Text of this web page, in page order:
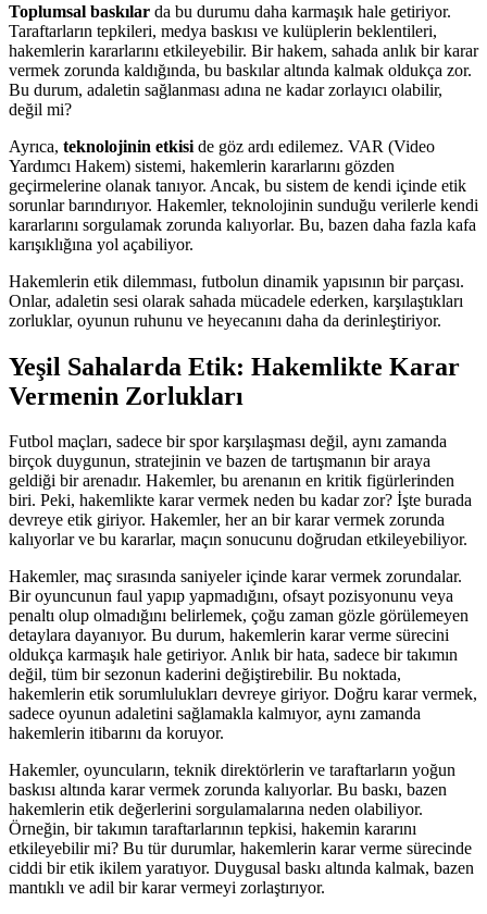
Toplumsal baskılar da bu durumu daha karmaşık hale getiriyor.
Taraftarların tepkileri, medya baskısı ve kulüplerin beklentileri,
hakemlerin kararlarını etkileyebilir. Bir hakem, sahada anlık bir karar
vermek zorunda kaldığında, bu baskılar altında kalmak oldukça zor.
Bu durum, adaletin sağlanması adına ne kadar zorlayıcı olabilir,
değil mi?
Ayrıca, teknolojinin etkisi de göz ardı edilemez. VAR (Video
Yardımcı Hakem) sistemi, hakemlerin kararlarını gözden
geçirmelerine olanak tanıyor. Ancak, bu sistem de kendi içinde etik
sorunlar barındırıyor. Hakemler, teknolojinin sunduğu verilerle kendi
kararlarını sorgulamak zorunda kalıyorlar. Bu, bazen daha fazla kafa
karışıklığına yol açabiliyor.
Hakemlerin etik dilemması, futbolun dinamik yapısının bir parçası.
Onlar, adaletin sesi olarak sahada mücadele ederken, karşılaştıkları
zorluklar, oyunun ruhunu ve heyecanını daha da derinleştiriyor.
Yeşil Sahalarda Etik: Hakemlikte Karar
Vermenin Zorlukları
Futbol maçları, sadece bir spor karşılaşması değil, aynı zamanda
birçok duygunun, stratejinin ve bazen de tartışmanın bir araya
geldiği bir arenadır. Hakemler, bu arenanın en kritik figürlerinden
biri. Peki, hakemlikte karar vermek neden bu kadar zor? İşte burada
devreye etik giriyor. Hakemler, her an bir karar vermek zorunda
kalıyorlar ve bu kararlar, maçın sonucunu doğrudan etkileyebiliyor.
Hakemler, maç sırasında saniyeler içinde karar vermek zorundalar.
Bir oyuncunun faul yapıp yapmadığını, ofsayt pozisyonunu veya
penaltı olup olmadığını belirlemek, çoğu zaman gözle görülemeyen
detaylara dayanıyor. Bu durum, hakemlerin karar verme sürecini
oldukça karmaşık hale getiriyor. Anlık bir hata, sadece bir takımın
değil, tüm bir sezonun kaderini değiştirebilir. Bu noktada,
hakemlerin etik sorumlulukları devreye giriyor. Doğru karar vermek,
sadece oyunun adaletini sağlamakla kalmıyor, aynı zamanda
hakemlerin itibarını da koruyor.
Hakemler, oyuncuların, teknik direktörlerin ve taraftarların yoğun
baskısı altında karar vermek zorunda kalıyorlar. Bu baskı, bazen
hakemlerin etik değerlerini sorgulamalarına neden olabiliyor.
Örneğin, bir takımın taraftarlarının tepkisi, hakemin kararını
etkileyebilir mi? Bu tür durumlar, hakemlerin karar verme sürecinde
ciddi bir etik ikilem yaratıyor. Duygusal baskı altında kalmak, bazen
mantıklı ve adil bir karar vermeyi zorlaştırıyor.